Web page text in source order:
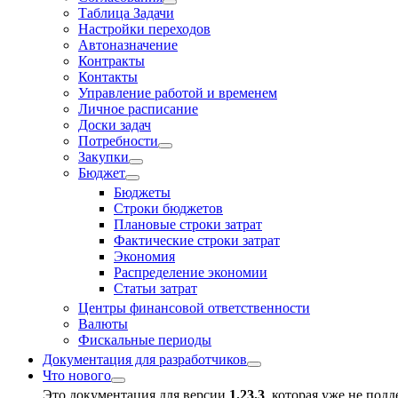
Таблица Задачи
Настройки переходов
Автоназначение
Контракты
Контакты
Управление работой и временем
Личное расписание
Доски задач
Потребности
Закупки
Бюджет
Бюджеты
Строки бюджетов
Плановые строки затрат
Фактические строки затрат
Экономия
Распределение экономии
Статьи затрат
Центры финансовой ответственности
Валюты
Фискальные периоды
Документация для разработчиков
Что нового
Это документация для версии 1.23.3, которая уже не